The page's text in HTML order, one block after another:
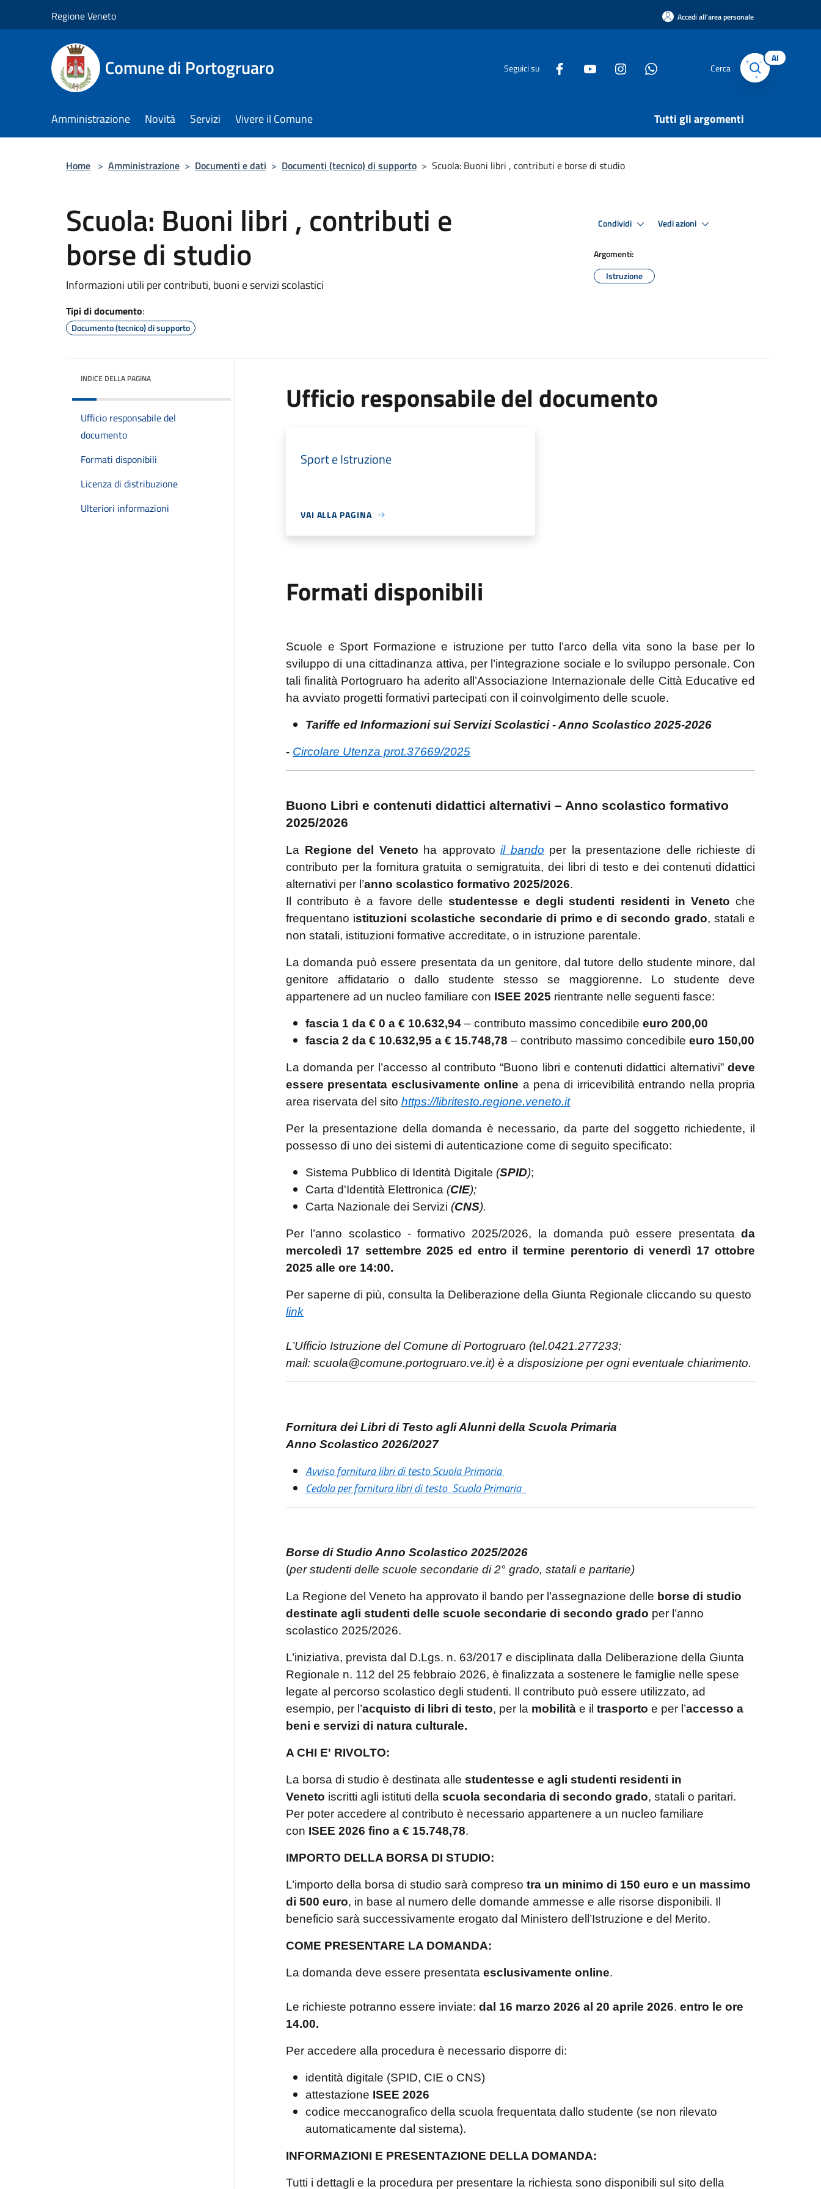
Regione Veneto Accedi all'area personale
Comune di Portogruaro Seguici su Cerca
AI
Amministrazione Novità Servizi Vivere il Comune Tutti gli argomenti
Home > Amministrazione > Documenti e dati > Documenti (tecnico) di supporto > Scuola: Buoni libri , contributi e borse di studio
Scuola: Buoni libri , contributi e
borse di studio
Informazioni utili per contributi, buoni e servizi scolastici
Tipi di documento:
Documento (tecnico) di supporto
Condividi Vedi azioni
Argomenti:
Istruzione
INDICE DELLA PAGINA
Ufficio responsabile del
documento
Formati disponibili
Licenza di distribuzione
Ulteriori informazioni
Ufficio responsabile del documento
Sport e Istruzione
VAI ALLA PAGINA
Formati disponibili
Scuole e Sport Formazione e istruzione per tutto l’arco della vita sono la base per lo
sviluppo di una cittadinanza attiva, per l’integrazione sociale e lo sviluppo personale. Con
tali finalità Portogruaro ha aderito all’Associazione Internazionale delle Città Educative ed
ha avviato progetti formativi partecipati con il coinvolgimento delle scuole.
Tariffe ed Informazioni sui Servizi Scolastici - Anno Scolastico 2025-2026
- Circolare Utenza prot.37669/2025
Buono Libri e contenuti didattici alternativi – Anno scolastico formativo
2025/2026
La Regione del Veneto ha approvato il bando per la presentazione delle richieste di
contributo per la fornitura gratuita o semigratuita, dei libri di testo e dei contenuti didattici
alternativi per l’anno scolastico formativo 2025/2026.
Il contributo è a favore delle studentesse e degli studenti residenti in Veneto che
frequentano istituzioni scolastiche secondarie di primo e di secondo grado, statali e
non statali, istituzioni formative accreditate, o in istruzione parentale.
La domanda può essere presentata da un genitore, dal tutore dello studente minore, dal
genitore affidatario o dallo studente stesso se maggiorenne. Lo studente deve
appartenere ad un nucleo familiare con ISEE 2025 rientrante nelle seguenti fasce:
fascia 1 da € 0 a € 10.632,94– contributo massimo concedibile euro 200,00
fascia 2 da € 10.632,95 a € 15.748,78 – contributo massimo concedibile euro 150,00
La domanda per l’accesso al contributo “Buono libri e contenuti didattici alternativi” deve
essere presentata esclusivamente online a pena di irricevibilità entrando nella propria
area riservata del sito https://libritesto.regione.veneto.it
Per la presentazione della domanda è necessario, da parte del soggetto richiedente, il
possesso di uno dei sistemi di autenticazione come di seguito specificato:
Sistema Pubblico di Identità Digitale (SPID);
Carta d'Identità Elettronica (CIE);
Carta Nazionale dei Servizi (CNS).
Per l’anno scolastico - formativo 2025/2026, la domanda può essere presentata da
mercoledì 17 settembre 2025 ed entro il termine perentorio di venerdì 17 ottobre
2025 alle ore 14:00.
Per saperne di più, consulta la Deliberazione della Giunta Regionale cliccando su questo
link
L’Ufficio Istruzione del Comune di Portogruaro (tel.0421.277233;
mail: scuola@comune.portogruaro.ve.it) è a disposizione per ogni eventuale chiarimento.
Fornitura dei Libri di Testo agli Alunni della Scuola Primaria
Anno Scolastico 2026/2027
Avviso fornitura libri di testo Scuola Primaria
Cedola per fornitura libri di testo Scuola Primaria
Borse di Studio Anno Scolastico 2025/2026
(per studenti delle scuole secondarie di 2° grado, statali e paritarie)
La Regione del Veneto ha approvato il bando per l’assegnazione delle borse di studio
destinate agli studenti delle scuole secondarie di secondo grado per l’anno
scolastico 2025/2026.
L’iniziativa, prevista dal D.Lgs. n. 63/2017 e disciplinata dalla Deliberazione della Giunta
Regionale n. 112 del 25 febbraio 2026, è finalizzata a sostenere le famiglie nelle spese
legate al percorso scolastico degli studenti. Il contributo può essere utilizzato, ad
esempio, per l’acquisto di libri di testo, per la mobilità e il trasporto e per l’accesso a
beni e servizi di natura culturale.
A CHI E' RIVOLTO:
La borsa di studio è destinata alle studentesse e agli studenti residenti in
Veneto iscritti agli istituti della scuola secondaria di secondo grado, statali o paritari.
Per poter accedere al contributo è necessario appartenere a un nucleo familiare
con ISEE 2026 fino a € 15.748,78.
IMPORTO DELLA BORSA DI STUDIO:
L’importo della borsa di studio sarà compreso tra un minimo di 150 euro e un massimo
di 500 euro, in base al numero delle domande ammesse e alle risorse disponibili. Il
beneficio sarà successivamente erogato dal Ministero dell’Istruzione e del Merito.
COME PRESENTARE LA DOMANDA:
La domanda deve essere presentata esclusivamente online.
Le richieste potranno essere inviate: dal 16 marzo 2026 al 20 aprile 2026. entro le ore
14.00.
Per accedere alla procedura è necessario disporre di:
identità digitale (SPID, CIE o CNS)
attestazione ISEE 2026
codice meccanografico della scuola frequentata dallo studente (se non rilevato
automaticamente dal sistema).
INFORMAZIONI E PRESENTAZIONE DELLA DOMANDA:
Tutti i dettagli e la procedura per presentare la richiesta sono disponibili sul sito della